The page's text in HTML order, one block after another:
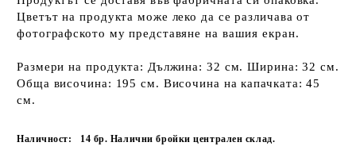
Цветът на продукта може леко да се различава от
фотографското му представяне на вашия екран.
Размери на продукта: Дължина: 32 см. Ширина: 32 см.
Обща височина: 195 см. Височина на капачката: 45
см.
Наличност:
14 бр. Налични бройки централен склад.